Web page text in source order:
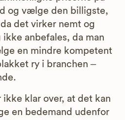
og vælge den billigste,
det virker nemt og
anbefales, da man
en mindre kompetent
ry i branchen –
ikke klar over, at det kan
en bedemand udenfor